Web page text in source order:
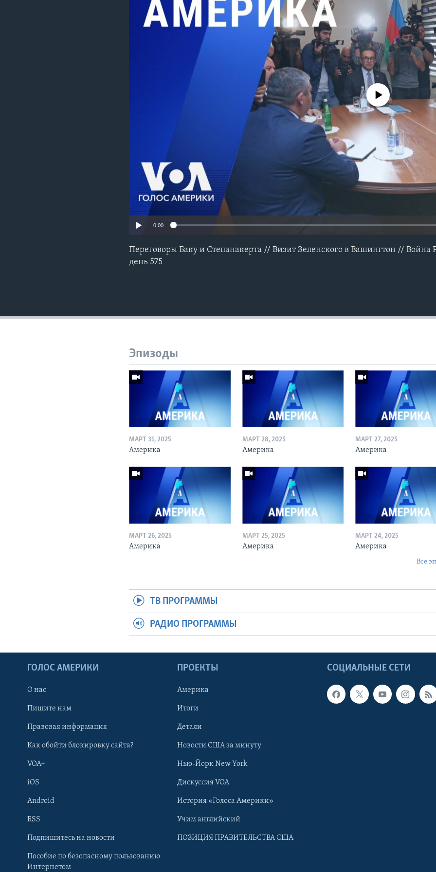
Learning English
No media source currently
0:00
Переговоры Баку и Степанакерта // Визит Зеленского в Вашингтон // Война
день 575
Эпизоды
МАРТ 31, 2025
Америка
МАРТ 28, 2025
Америка
МАРТ 27, 2025
Америка
МАРТ 26, 2025
Америка
МАРТ 25, 2025
Америка
МАРТ 24, 2025
Америка
Все
ТВ ПРОГРАММЫ
РАДИО ПРОГРАММЫ
СОЦИАЛЬНЫЕ СЕТИ
ГОЛОС АМЕРИКИ
О нас
Пишите нам
Правовая информация
Как обойти блокировку сайта?
VOA+
iOS
Android
RSS
Подпишитесь на новости
Пособие по безопасному пользованию
Интернетом
ПРОЕКТЫ
Америка
Итоги
Детали
Новости США за минуту
Нью-Йорк New York
Дискуссия VOA
История «Голоса Америки»
Учим английский
ПОЗИЦИЯ ПРАВИТЕЛЬСТВА США